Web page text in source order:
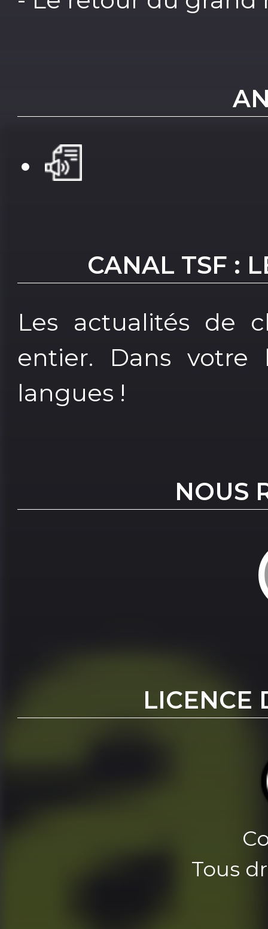
CANAL TSF :
Les actualités de
entier. Dans votre
langues !
NOUS
LICENCE
Tous